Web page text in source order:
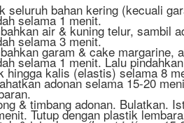
seluruh bahan kering (kecuali
selama 1 menit.
air & kuning telur, sambil
selama 3 menit.
garam & cake margarine,
selama 1 menit. Lalu
hingga kalis (elastis) selama 8
adonan selama 15-20
& timbang adonan. Bulatkan.
Tutup dengan plastik